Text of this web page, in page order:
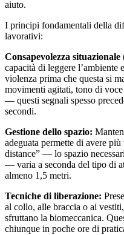
aiuto.
I principi fondamentali della
lavorativi:
Consapevolezza
capacità di leggere
violenza prima che questa si
movimenti agitati, tono di voce
— questi segnali spesso
secondi.
Gestione dello spazio:
adeguata permette di avere
distance” — lo spazio
— varia a seconda del tipo di
almeno 1,5 metri.
Tecniche di liberazione:
al collo, alle braccia o ai
sfruttano la biomeccanica.
chiunque in poche ore di